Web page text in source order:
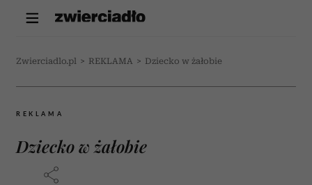
Zwierciadlo.pl > REKLAMA > Dziecko w żałobie
REKLAMA
Dziecko w żałobie